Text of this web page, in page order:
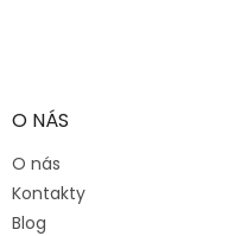
O NÁS
O nás
Kontakty
Blog